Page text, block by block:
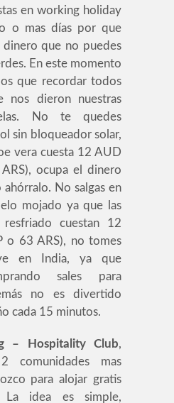
en working holiday
o mas días por que
dinero que no puedes
En este momento
que recordar todos
nos dieron nuestras
No te quedes
sin bloqueador solar,
vera cuesta 12 AUD
ocupa el dinero
No salgas en
mojado ya que las
cuestan 12
o 63 ARS), no tomes
en India, ya que
sales para
no es divertido
cada 15 minutos.
– Hospitality Club,
comunidades mas
para alojar gratis
La idea es simple,